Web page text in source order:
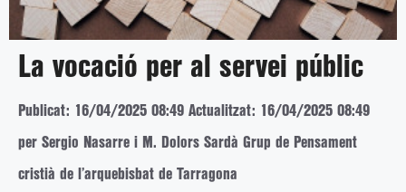
La vocació per al servei públic
Publicat: 16/04/2025 08:49 Actualitzat: 16/04/2025 08:49
per Sergio Nasarre i M. Dolors Sardà Grup de Pensament
cristià de l’arquebisbat de Tarragona